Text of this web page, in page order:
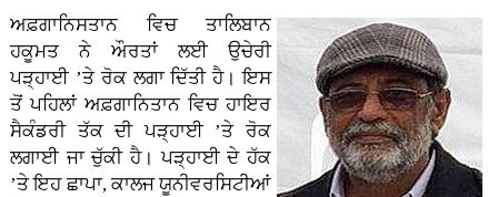
ਅਫ਼ਗਾਨਿਸਤਾਨ ਵਿਚ ਤਾਲਿਬਾਨ
ਹਕੂਮਤ ਨੇ ਔਰਤਾਂ ਲਈ ਉਚੇਰੀ
ਪੜ੍ਹਾਈ ’ਤੇ ਰੋਕ ਲਗਾ ਦਿੱਤੀ ਹੈ। ਇਸ
ਤੋਂ ਪਹਿਲਾਂ ਅਫ਼ਗਾਨਿਤਾਨ ਵਿਚ ਹਾਇਰ
ਸੈਕੰਡਰੀ ਤੱਕ ਦੀ ਪੜ੍ਹਾਈ ’ਤੇ ਰੋਕ
ਲਗਾਈ ਜਾ ਚੁੱਕੀ ਹੈ। ਪੜ੍ਹਾਈ ਦੇ ਹੱਕ
’ਤੇ ਇਹ ਛਾਪਾ, ਕਾਲਜ ਯੂਨੀਵਰਸਿਟੀਆਂ